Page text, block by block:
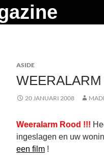
ASIDE
20 JANUARI 2008
Weeralarm Rood !!!
ingeslagen en uw
een film !